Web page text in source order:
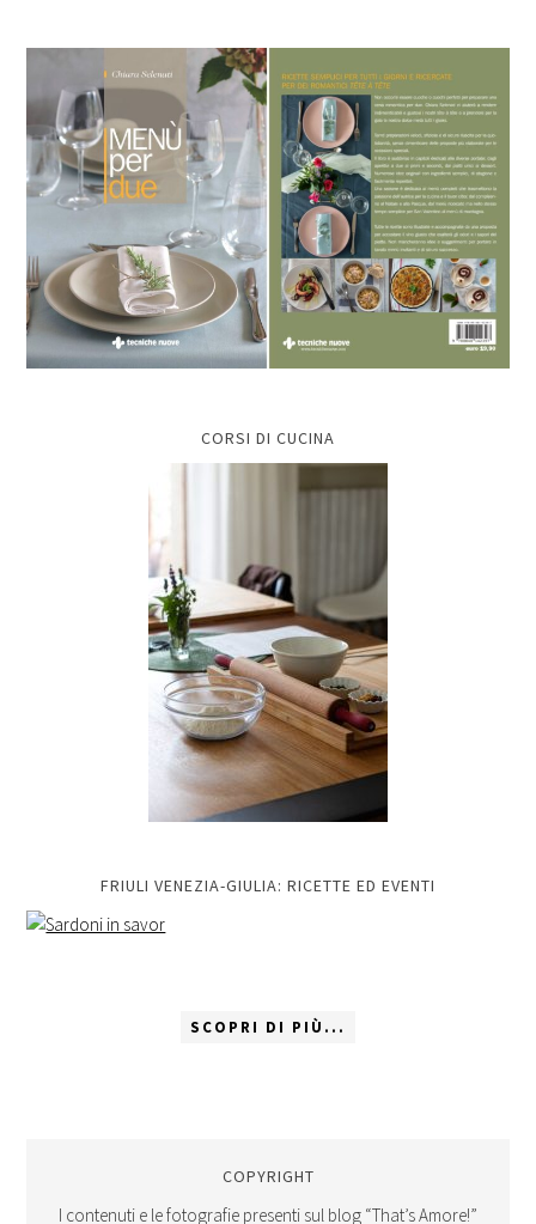
CORSI DI CUCINA
FRIULI VENEZIA-GIULIA: RICETTE ED EVENTI
SCOPRI DI PIÙ...
COPYRIGHT
I contenuti e le fotografie presenti sul blog “That’s Amore!”